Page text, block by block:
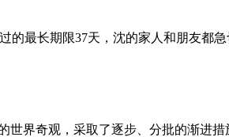
最长期限37天，沈的家人和朋友都
界奇观，采取了逐步、分批的渐进